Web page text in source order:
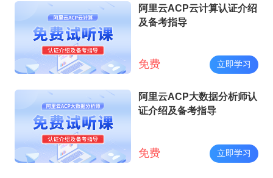
阿里云ACP云计算认证介绍
及备考指导
免费 立即学习
阿里云ACP大数据分析师认
证介绍及备考指导
免费 立即学习